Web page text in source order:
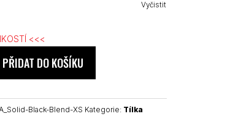
Vyčistit
<<<
PŘIDAT DO KOŠÍKU
Black-Blend-XS Kategorie: Tílka